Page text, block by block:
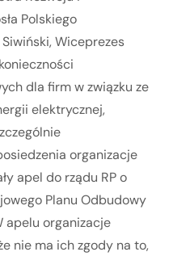
Polskiego
Siwiński, Wiceprezes
dla firm w związku ze
elektrycznej,
organizacje
apel do rządu RP o
Planu Odbudowy
apelu organizacje
nie ma ich zgody na to,